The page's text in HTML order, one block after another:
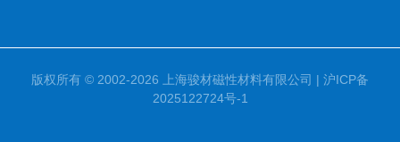
版权所有 © 2002-2026 上海骏材磁性材料有限公司 | 沪ICP备
2025122724号-1